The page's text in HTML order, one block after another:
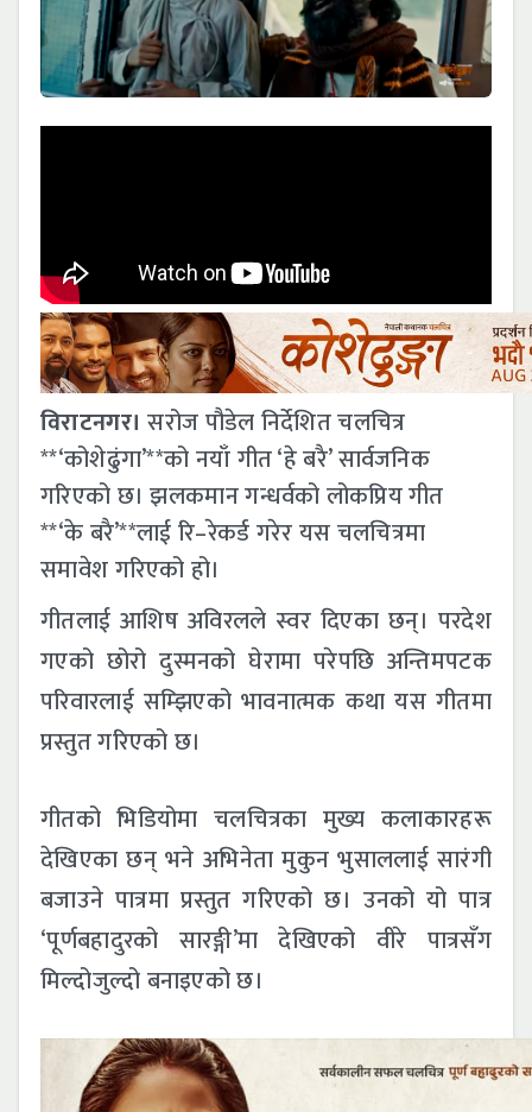
विराटनगर।सरोज पौडेल निर्देशित चलचित्र
**‘कोशेढुंगा’**को नयाँ गीत ‘हे बरै’ सार्वजनिक
गरिएको छ। झलकमान गन्धर्वको लोकप्रिय गीत
**‘के बरै’**लाई रि–रेकर्ड गरेर यस चलचित्रमा
समावेश गरिएको हो।
गीतलाई आशिष अविरलले स्वर दिएका छन्। परदेश
गएको छोरो दुस्मनको घेरामा परेपछि अन्तिमपटक
परिवारलाई सम्झिएको भावनात्मक कथा यस गीतमा
प्रस्तुत गरिएको छ।
गीतको भिडियोमा चलचित्रका मुख्य कलाकारहरू
देखिएका छन् भने अभिनेता मुकुन भुसाललाई सारंगी
बजाउने पात्रमा प्रस्तुत गरिएको छ। उनको यो पात्र
‘पूर्णबहादुरको सारङ्गी’मा देखिएको वीरे पात्रसँग
मिल्दोजुल्दो बनाइएको छ।